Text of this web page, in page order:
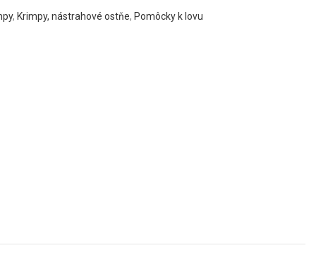
, Krimpy, nástrahové ostňe, Pomôcky k lovu